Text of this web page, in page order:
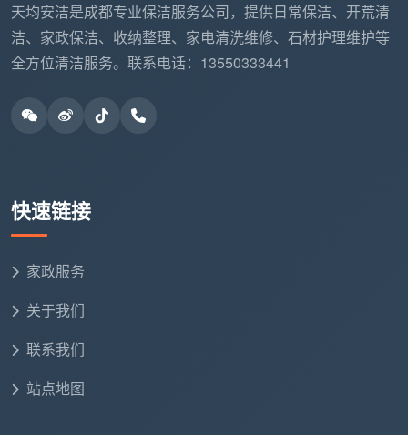
市面上都在说开荒保洁是干嘛的，但服务品质参差
不齐。作为深耕成都本地的品牌，我们给出三个选择标
准：
看是否派单给外包个人
看验收标准是否量化
再签字。
看服务保障
险。天均安洁保洁每一单均带保险上门，让开荒过程
天均安洁是成都专业保洁服务公司，提供日常保洁、开荒清
洁、家政保洁、收纳整理、家电清洗维修、石材护理维护等
全方位清洁服务。联系电话：13550333441
快速链接
家政服务
关于我们
联系我们
站点地图